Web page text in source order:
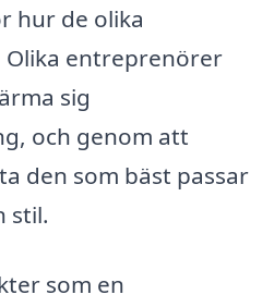
hur de olika
entreprenörer
sig
och genom att
den som bäst passar
stil.
som en